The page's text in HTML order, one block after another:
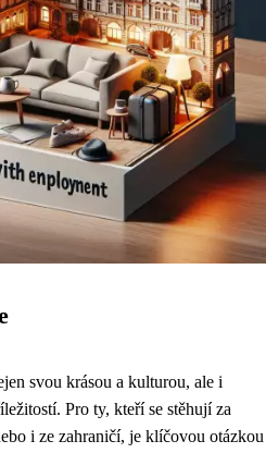
svou krásou a kulturou, ale i
Pro ty, kteří se stěhují za
i ze zahraničí, je klíčovou otázkou